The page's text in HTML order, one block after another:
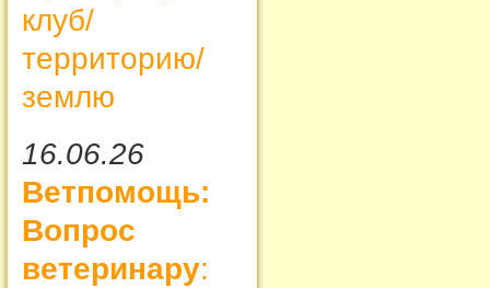
клуб/
территорию/
землю
16.06.26
Ветпомощь:
Вопрос
ветеринару: